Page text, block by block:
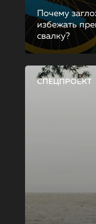
Почему
избежать
свалку?
СПЕЦПРОЕКТ